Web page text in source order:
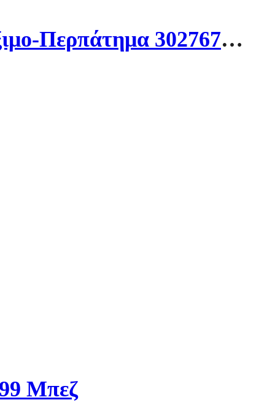
Under Armour U Phantom 4 Rflct Παπούτσια Για Τρέξιμο-Περπάτημα 3027672-025 Γκρι
Μπεζ